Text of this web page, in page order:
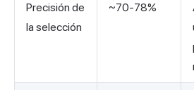
Precisión de
la selección
~70-78%